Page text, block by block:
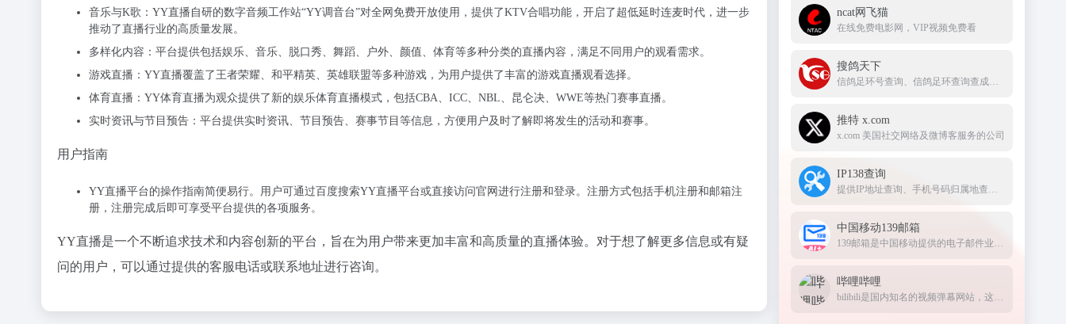
音乐与K歌：YY直播自研的数字音频工作站“YY调音台”对全网免费开放使用，提供了KTV合唱功能，开启了超低延时连麦时代，进一步
推动了直播行业的高质量发展。
多样化内容：平台提供包括娱乐、音乐、脱口秀、舞蹈、户外、颜值、体育等多种分类的直播内容，满足不同用户的观看需求。
游戏直播：YY直播覆盖了王者荣耀、和平精英、英雄联盟等多种游戏，为用户提供了丰富的游戏直播观看选择。
体育直播：YY体育直播为观众提供了新的娱乐体育直播模式，包括CBA、ICC、NBL、昆仑决、WWE等热门赛事直播。
实时资讯与节目预告：平台提供实时资讯、节目预告、赛事节目等信息，方便用户及时了解即将发生的活动和赛事。
用户指南
YY直播平台的操作指南简便易行。用户可通过百度搜索YY直播平台或直接访问官网进行注册和登录。注册方式包括手机注册和邮箱注
册，注册完成后即可享受平台提供的各项服务。
YY直播是一个不断追求技术和内容创新的平台，旨在为用户带来更加丰富和高质量的直播体验。对于想了解更多信息或有疑
问的用户，可以通过提供的客服电话或联系地址进行咨询。
ncat网飞猫
在线免费电影网，VIP视频免费看
搜鸽天下
信鸽足环号查询、信鸽足环查询查成绩、查信鸽成绩、足环、天落成绩、脚环！
推特 x.com
x.com 美国社交网络及微博客服务的公司
IP138查询
提供IP地址查询、手机号码归属地查询、邮政编码查询及身份证号码验证等服务
中国移动139邮箱
139邮箱是中国移动提供的电子邮件业务，以手机号@139.com作为邮箱地址，来邮短信及时提醒,同时提供WEB、WAP、短彩信、APP等多种方式，随时随地收发邮件
哔哩哔哩
bilibili是国内知名的视频弹幕网站，这里有及时的动漫新番，活跃的ACG氛围，有创意的Up主。大家可以在这里找到许多欢乐。